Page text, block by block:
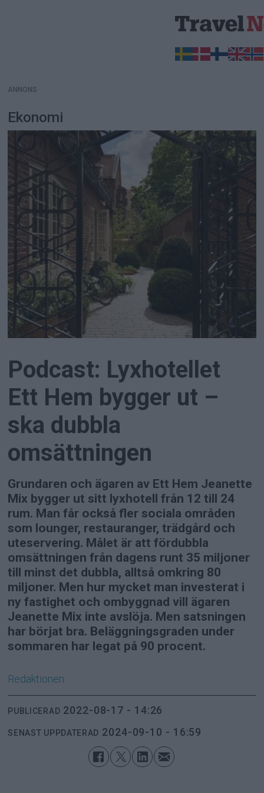
ANNONS
Ekonomi
Podcast: Lyxhotellet
Ett Hem bygger ut –
ska dubbla
omsättningen
Grundaren och ägaren av Ett Hem Jeanette
Mix bygger ut sitt lyxhotell från 12 till 24
rum. Man får också fler sociala områden
som lounger, restauranger, trädgård och
uteservering. Målet är att fördubbla
omsättningen från dagens runt 35 miljoner
till minst det dubbla, alltså omkring 80
miljoner. Men hur mycket man investerat i
ny fastighet och ombyggnad vill ägaren
Jeanette Mix inte avslöja. Men satsningen
har börjat bra. Beläggningsgraden under
sommaren har legat på 90 procent.
Redaktionen
PUBLICERAD 2022-08-17 - 14:26
SENAST UPPDATERAD 2024-09-10 - 16:59